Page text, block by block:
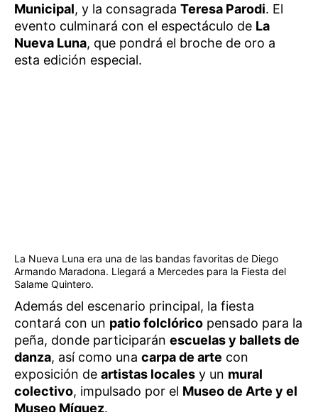
Municipal, y la consagrada Teresa Parodi. El
evento culminará con el espectáculo de La
Nueva Luna, que pondrá el broche de oro a
esta edición especial.
La Nueva Luna era una de las bandas favoritas de Diego
Armando Maradona. Llegará a Mercedes para la Fiesta del
Salame Quintero.
Además del escenario principal, la fiesta
contará con un patio folclórico pensado para la
peña, donde participarán escuelas y ballets de
danza, así como una carpa de arte con
exposición de artistas locales y un mural
colectivo, impulsado por el Museo de Arte y el
Museo Míguez.